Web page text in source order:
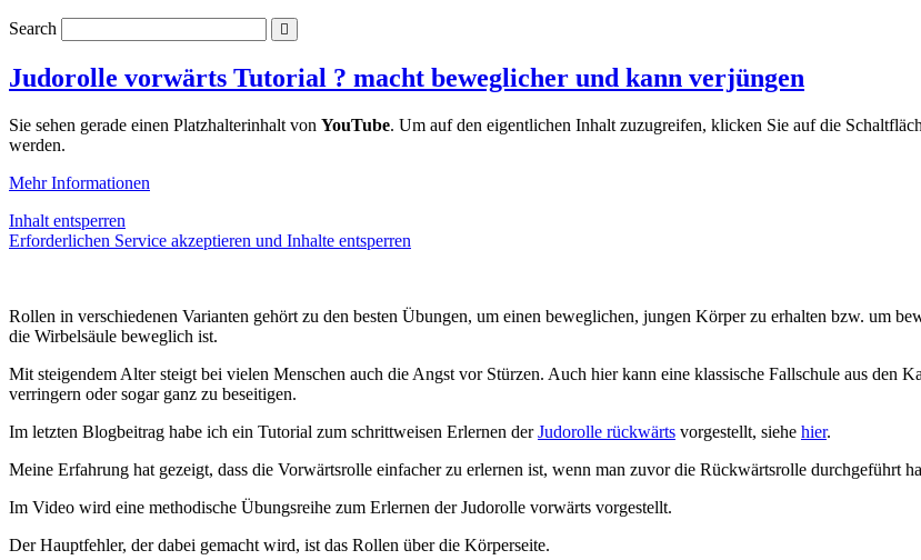
Search
Judorolle vorwärts Tutorial ? macht beweglicher und kann verjüngen
Sie sehen gerade einen Platzhalterinhalt von YouTube. Um auf den eigentlichen Inhalt zuzugreifen, klicken Sie auf die
werden.
Mehr Informationen
Inhalt entsperren
Erforderlichen Service akzeptieren und Inhalte entsperren
Rollen in verschiedenen Varianten gehört zu den besten Übungen, um einen beweglichen, jungen Körper zu erhalten bzw. um
die Wirbelsäule beweglich ist.
Mit steigendem Alter steigt bei vielen Menschen auch die Angst vor Stürzen. Auch hier kann eine klassische Fallschule aus den
verringern oder sogar ganz zu beseitigen.
Im letzten Blogbeitrag habe ich ein Tutorial zum schrittweisen Erlernen derJudorolle rückwärts vorgestellt, siehe hier.
Meine Erfahrung hat gezeigt, dass die Vorwärtsrolle einfacher zu erlernen ist, wenn man zuvor die Rückwärtsrolle durchgeführt
Im Video wird eine methodische Übungsreihe zum Erlernen der Judorolle vorwärts vorgestellt.
Der Hauptfehler, der dabei gemacht wird, ist das Rollen über die Körperseite.